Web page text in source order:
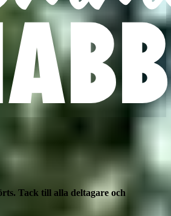
Tack till alla deltagare och